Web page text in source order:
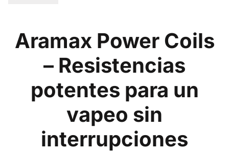
Aramax Power Coils
– Resistencias
potentes para un
vapeo sin
interrupciones